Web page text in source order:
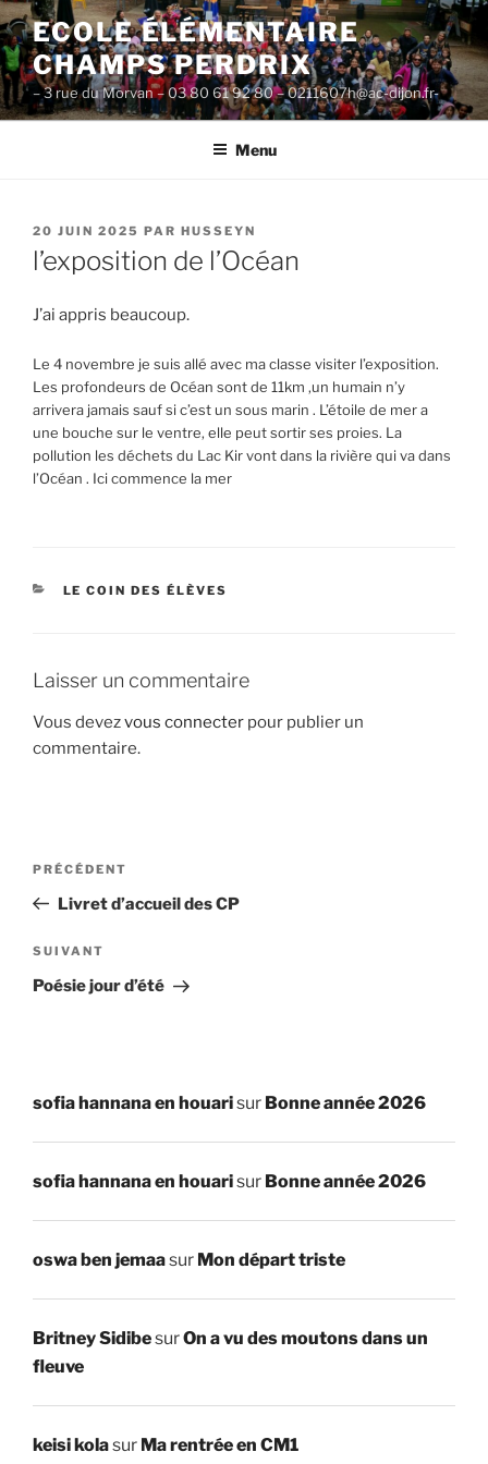
Aller
au
contenu
principal
ECOLE ÉLÉMENTAIRE
CHAMPS PERDRIX
– 3 rue du Morvan – 03 80 61 92 80 – 0211607h@ac-dijon.fr-
Menu
PUBLIÉ
LE
20 JUIN 2025 PAR HUSSEYN
l’exposition de l’Océan
J’ai appris beaucoup.
Le 4 novembre je suis allé avec ma classe visiter l’exposition.
Les profondeurs de Océan sont de 11km ,un humain n’y
arrivera jamais sauf si c’est un sous marin . L’étoile de mer a
une bouche sur le ventre, elle peut sortir ses proies. La
pollution les déchets du Lac Kir vont dans la rivière qui va dans
l’Océan . Ici commence la mer
CATÉGORIES
LE COIN DES ÉLÈVES
Laisser un commentaire
Vous devezvous connecter pour publier un
commentaire.
Navigation
l’article
Article
précédent
PRÉCÉDENT
Livret d’accueil des CP
Article
suivant
SUIVANT
Poésie jour d’été
sofia hannana en houarisur Bonne année 2026
sofia hannana en houarisur Bonne année 2026
oswa ben jemaasur Mon départ triste
Britney SidibesurOn a vu des moutons dans un
fleuve
keisi kolasur Ma rentrée en CM1